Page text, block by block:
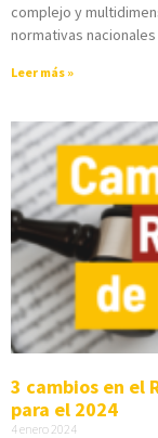
complejo y
normativas
Leer más »
3 cambios en el
para el 2024
4 enero 2024